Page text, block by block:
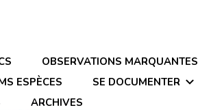
OBSERVATIONS MARQUANTES
ESPÈCES
SE DOCUMENTER
ARCHIVES